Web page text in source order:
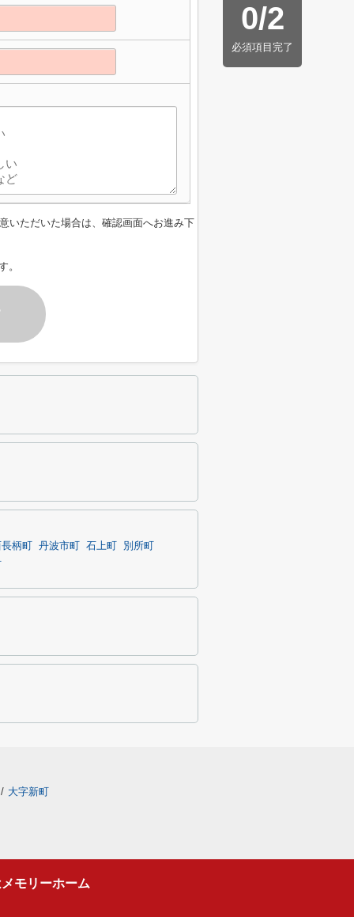
0/2
必須項目完了
いただいた場合は、確認画面へお進み下
。
柄町 丹波市町 石上町
別所町
/ 大字新町
モリーホーム